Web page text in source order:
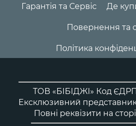
Гарантія та Сервіс Де
Повернення та
Політика
ТОВ «БІБІДЖІ» Код
Ексклюзивний представник
Повні реквізити на